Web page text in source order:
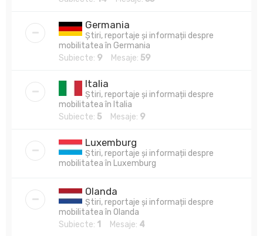
Germania
Știri, reportaje și informații despre
mobilitatea în Germania
Subiecte: 9 Mesaje: 59
Italia
Știri, reportaje și informații despre
mobilitatea în Italia
Subiecte: 5 Mesaje: 9
Luxemburg
Știri, reportaje și informații despre
mobilitatea în Luxemburg
Olanda
Știri, reportaje și informații despre
mobilitatea în Olanda
Subiecte: 1 Mesaje: 4